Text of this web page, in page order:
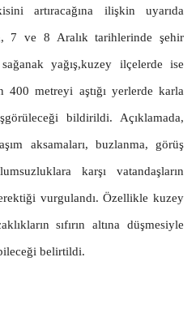
artıracağına ilişkin uyarıda
7 ve 8 Aralık tarihlerinde şehir
yağış,kuzey ilçelerde ise
400 metreyi aştığı yerlerde karla
bildirildi. Açıklamada,
aksamaları, buzlanma, görüş
karşı vatandaşların
vurgulandı. Özellikle kuzey
sıfırın altına düşmesiyle
belirtildi.